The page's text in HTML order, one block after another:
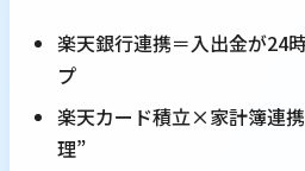
楽天銀行連携＝入出金が24
プ
楽天カード積立×家計簿連
理”